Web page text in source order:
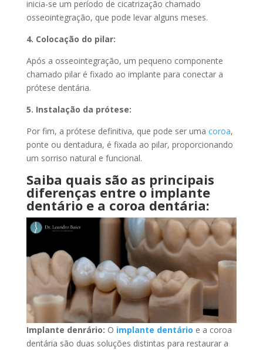
inicia-se um período de cicatrização chamado
osseointegração, que pode levar alguns meses.
4. Colocação do pilar:
Após a osseointegração, um pequeno componente
chamado pilar é fixado ao implante para conectar a
prótese dentária.
5. Instalação da prótese:
Por fim, a prótese definitiva, que pode ser uma coroa,
ponte ou dentadura, é fixada ao pilar, proporcionando
um sorriso natural e funcional.
Saiba quais são as principais
diferenças entre o implante
dentário e a coroa dentária:
Implante denrário: O implante dentário e a coroa
dentária são duas soluções distintas para restaurar a